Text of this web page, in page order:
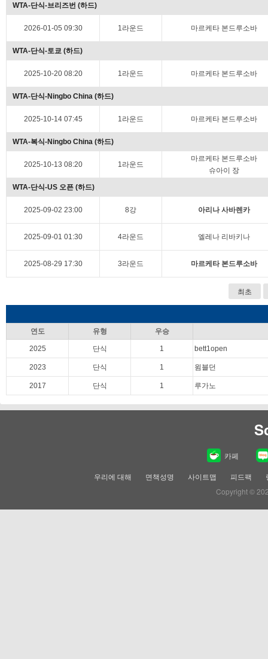
WTA-단식-브리즈번 (하드)
2026-01-05 09:30 1라운드 마르케타 본드루소바
WTA-단식-토쿄 (하드)
2025-10-20 08:20 1라운드 마르케타 본드루소바
WTA-단식-Ningbo China (하드)
2025-10-14 07:45 1라운드 마르케타 본드루소바
WTA-복식-Ningbo China (하드)
2025-10-13 08:20 1라운드
마르케타 본드루소바
슈아이 장
WTA-단식-US 오픈 (하드)
2025-09-02 23:00 8강 아리나 사바렌카
2025-09-01 01:30 4라운드 엘레나 리바키나
2025-08-29 17:30 3라운드 마르케타 본드루소바
최초
연도 유형 우승
2025 단식 1 bett1open
2023 단식 1 윔블던
2017 단식 1 루가노
카페
우리에 대해 면책성명 사이트맵 피드팩
Copyright ©